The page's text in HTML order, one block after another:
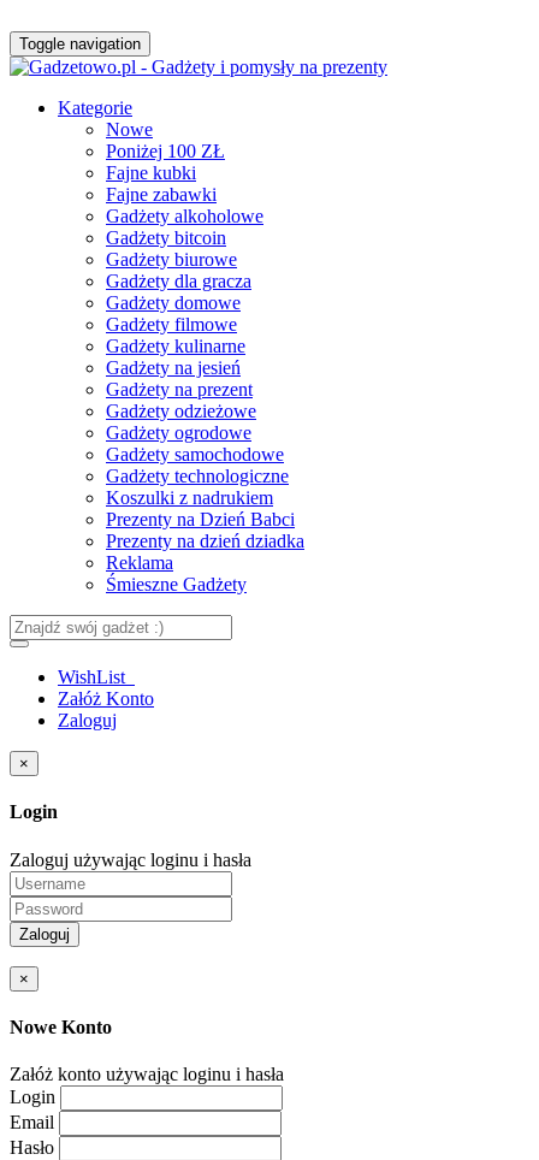
Toggle navigation
Kategorie
Nowe
Poniżej 100 ZŁ
Fajne kubki
Fajne zabawki
Gadżety alkoholowe
Gadżety bitcoin
Gadżety biurowe
Gadżety dla gracza
Gadżety domowe
Gadżety filmowe
Gadżety kulinarne
Gadżety na jesień
Gadżety na prezent
Gadżety odzieżowe
Gadżety ogrodowe
Gadżety samochodowe
Gadżety technologiczne
Koszulki z nadrukiem
Prezenty na Dzień Babci
Prezenty na dzień dziadka
Reklama
Śmieszne Gadżety
WishList
Załóż Konto
Zaloguj
×
Login
Zaloguj używając loginu i hasła
Zaloguj
×
Nowe Konto
Załóż konto używając loginu i hasła
Login
Email
Hasło